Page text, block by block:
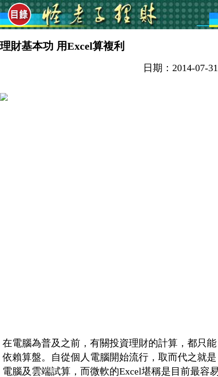
理財基本功 用Excel算複利
日期：2014-07-31
在電腦為普及之前，有關投資理財的計算，都只能
依賴算盤。自從個人電腦開始流行，取而代之就是
電腦及雲端試算，而微軟的Excel堪稱是目前最容